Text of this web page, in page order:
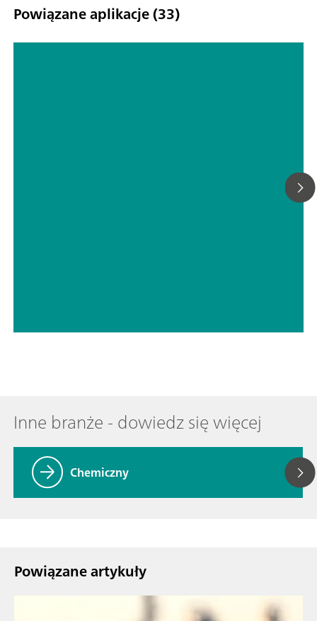
Powiązane aplikacje (33)
Inne branże - dowiedz się więcej
Chemiczny
Powiązane artykuły